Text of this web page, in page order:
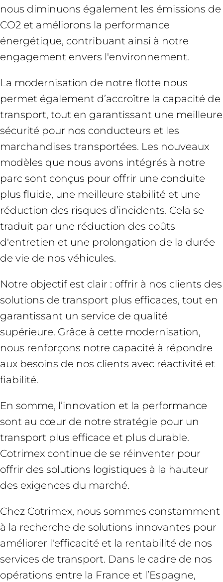
nous diminuons également les émissions de
CO2 et améliorons la performance
énergétique, contribuant ainsi à notre
engagement envers l'environnement.
La modernisation de notre flotte nous
permet également d’accroître la capacité de
transport, tout en garantissant une meilleure
sécurité pour nos conducteurs et les
marchandises transportées. Les nouveaux
modèles que nous avons intégrés à notre
parc sont conçus pour offrir une conduite
plus fluide, une meilleure stabilité et une
réduction des risques d’incidents. Cela se
traduit par une réduction des coûts
d'entretien et une prolongation de la durée
de vie de nos véhicules.
Notre objectif est clair : offrir à nos clients des
solutions de transport plus efficaces, tout en
garantissant un service de qualité
supérieure. Grâce à cette modernisation,
nous renforçons notre capacité à répondre
aux besoins de nos clients avec réactivité et
fiabilité.
En somme, l’innovation et la performance
sont au cœur de notre stratégie pour un
transport plus efficace et plus durable.
Cotrimex continue de se réinventer pour
offrir des solutions logistiques à la hauteur
des exigences du marché.
Chez Cotrimex, nous sommes constamment
à la recherche de solutions innovantes pour
améliorer l'efficacité et la rentabilité de nos
services de transport. Dans le cadre de nos
opérations entre la France et l’Espagne,